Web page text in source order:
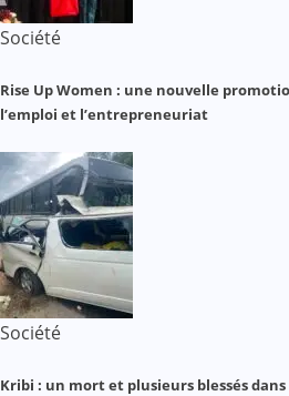
Société
Rise Up Women : une nouvelle
l’emploi et l’entrepreneuriat
Société
Kribi : un mort et plusieurs blessés